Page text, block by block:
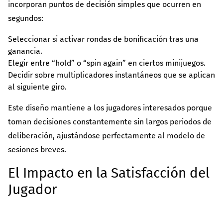
incorporan puntos de decisión simples que ocurren en
segundos:
Seleccionar si activar rondas de bonificación tras una
ganancia.
Elegir entre “hold” o “spin again” en ciertos minijuegos.
Decidir sobre multiplicadores instantáneos que se aplican
al siguiente giro.
Este diseño mantiene a los jugadores interesados porque
toman decisiones constantemente sin largos periodos de
deliberación, ajustándose perfectamente al modelo de
sesiones breves.
El Impacto en la Satisfacción del
Jugador